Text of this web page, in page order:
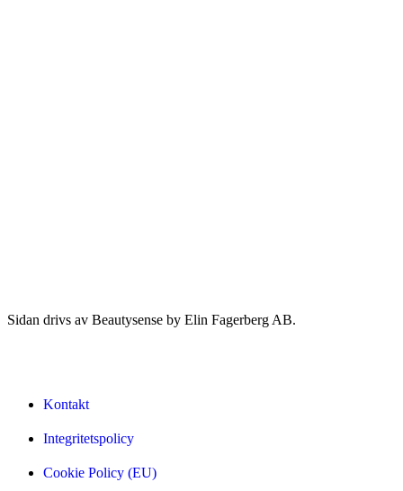
Sidan drivs av Beautysense by Elin Fagerberg AB.
Kontakt
Integritetspolicy
Cookie Policy (EU)